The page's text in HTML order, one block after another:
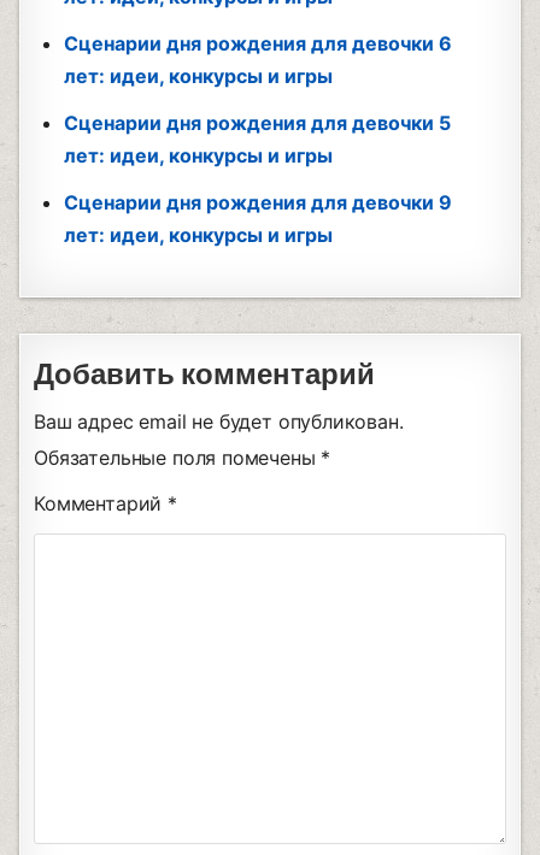
Сценарии дня рождения для девочки 6
лет: идеи, конкурсы и игры
Сценарии дня рождения для девочки 5
лет: идеи, конкурсы и игры
Сценарии дня рождения для девочки 9
лет: идеи, конкурсы и игры
Добавить комментарий
Ваш адрес email не будет опубликован.
Обязательные поля помечены *
Комментарий *